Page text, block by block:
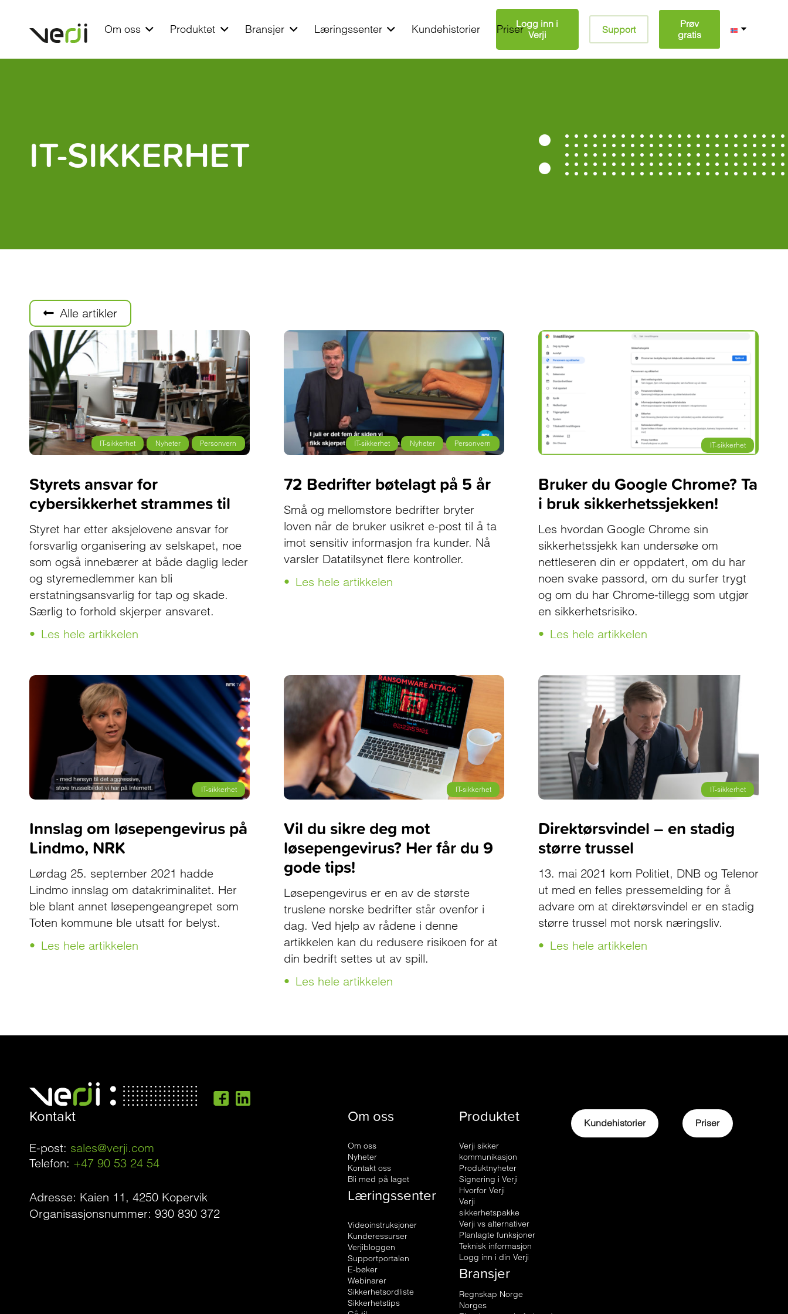
Om oss Produktet Bransjer Læringssenter Kundehistorier PriserLogg inn i
Verji
Support
Prøv
gratis
IT-SIKKERHET
Alle artikler
IT-sikkerhet Nyheter Personvern
Styrets ansvar for
cybersikkerhet strammes til
Styret har etter aksjelovene ansvar for
forsvarlig organisering av selskapet, noe
som også innebærer at både daglig leder
og styremedlemmer kan bli
erstatningsansvarlig for tap og skade.
Særlig to forhold skjerper ansvaret.
Les hele artikkelen
IT-sikkerhet Nyheter Personvern
72 Bedrifter bøtelagt på 5 år
Små og mellomstore bedrifter bryter
loven når de bruker usikret e-post til å ta
imot sensitiv informasjon fra kunder. Nå
varsler Datatilsynet flere kontroller.
Les hele artikkelen
IT-sikkerhet
Bruker du Google Chrome? Ta
i bruk sikkerhetssjekken!
Les hvordan Google Chrome sin
sikkerhetssjekk kan undersøke om
nettleseren din er oppdatert, om du har
noen svake passord, om du surfer trygt
og om du har Chrome-tillegg som utgjør
en sikkerhetsrisiko.
Les hele artikkelen
IT-sikkerhet
Innslag om løsepengevirus på
Lindmo, NRK
Lørdag 25. september 2021 hadde
Lindmo innslag om datakriminalitet. Her
ble blant annet løsepengeangrepet som
Toten kommune ble utsatt for belyst.
Les hele artikkelen
IT-sikkerhet
Vil du sikre deg mot
løsepengevirus? Her får du 9
gode tips!
Løsepengevirus er en av de største
truslene norske bedrifter står ovenfor i
dag. Ved hjelp av rådene i denne
artikkelen kan du redusere risikoen for at
din bedrift settes ut av spill.
Les hele artikkelen
IT-sikkerhet
Direktørsvindel – en stadig
større trussel
13. mai 2021 kom Politiet, DNB og Telenor
ut med en felles pressemelding for å
advare om at direktørsvindel er en stadig
større trussel mot norsk næringsliv.
Les hele artikkelen
Kontakt
E-post: sales@verji.com
Telefon: +47 90 53 24 54
Adresse: Kaien 11, 4250 Kopervik
Organisasjonsnummer: 930 830 372
Om oss
Om oss
Nyheter
Kontakt oss
Bli med på laget
Læringssenter
Videoinstruksjoner
Kunderessurser
Verjibloggen
Supportportalen
E-bøker
Webinarer
Sikkerhetsordliste
Sikkerhetstips
Produktet
Verji sikker
kommunikasjon
Produktnyheter
Signering i Verji
Hvorfor Verji
Verji
sikkerhetspakke
Verji vs alternativer
Planlagte funksjoner
Teknisk informasjon
Logg inn i din Verji
Bransjer
Regnskap Norge
Norges
Kundehistorier Priser